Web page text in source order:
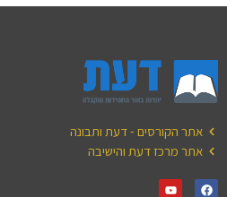
אתר הקורסים - דעת ותבונה
אתר מרכז דעת והישיבה